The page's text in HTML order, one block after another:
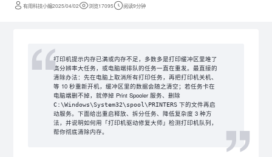
有用科技小编2025/04/02 浏览17095 阅读9分钟
打印机提示内存已满或内存不足，多数多是打印缓冲区里堆了
高分辨率大任务，或电脑端排队的任务一直在重发。最直接的
清除办法：先在电脑上取消所有打印任务，再把打印机关机、
等 10 秒重新开机，缓冲区里的数据会随之清空；若任务卡在
电脑端删不掉，就停掉 Print Spooler 服务、删除
C:\Windows\System32\spool\PRINTERS 下的文件再启
动服务。下面给出重启释放、拆分任务、降低复杂度 3 种方
法，并说明如何用「打印机驱动修复大师」检测打印机队列，
帮你彻底清除内存。